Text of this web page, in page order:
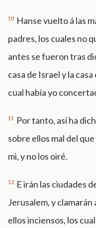
10 Hanse vuelto á las
padres, los cuales no
antes se fueron tras
casa de Israel y la
cual había yo
11
Por tanto, así ha
sobre ellos mal del
mi, y no los oiré.
12 E irán las ciudades
Jerusalem, y clamarán
ellos inciensos, los